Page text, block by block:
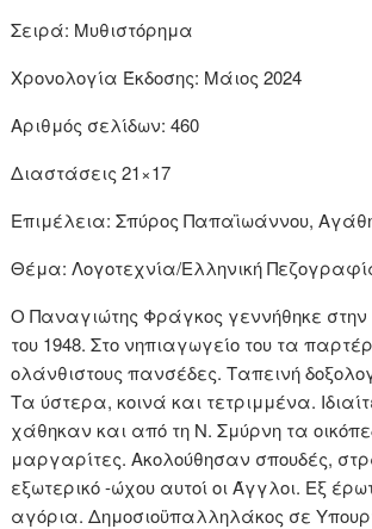
Σειρά: Μυθιστόρημα
Χρονολογία Έκδοσης: Μάιος 2024
Αριθμός σελίδων: 460
Διαστάσεις 21×17
Επιμέλεια: Σπύρος Παπαϊωάννου,
Θέμα: Λογοτεχνία/Ελληνική
Ο Παναγιώτης Φράγκος γεννήθηκε
του 1948. Στο νηπιαγωγείο του τα
ολάνθιστους πανσέδες. Ταπεινή
Τα ύστερα, κοινά και τετριμμένα.
χάθηκαν και από τη Ν. Σμύρνη τα
μαργαρίτες. Ακολούθησαν σπουδές,
εξωτερικό -ώχου αυτοί οι Άγγλοι. Εξ
αγόρια. Δημοσιοϋπαλληλάκος σε